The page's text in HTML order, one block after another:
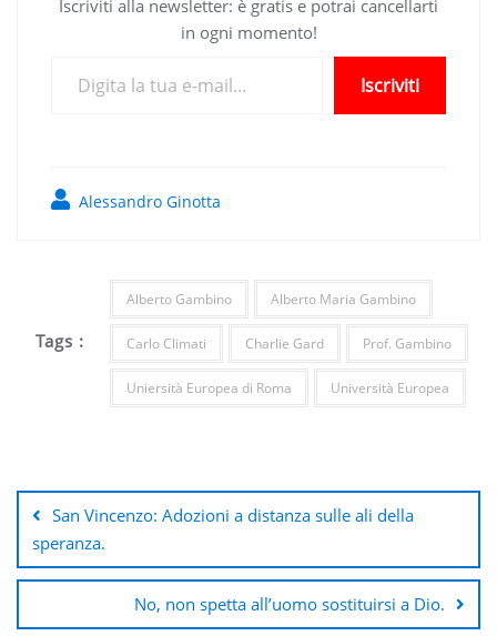
Iscriviti alla newsletter: è gratis e potrai cancellarti
in ogni momento!
Iscriviti
Alessandro Ginotta
Tags :
Alberto Gambino Alberto Maria Gambino
Carlo Climati Charlie Gard Prof. Gambino
Uniersità Europea di Roma Università Europea
articoli
San Vincenzo: Adozioni a distanza sulle ali della
speranza.
No, non spetta all’uomo sostituirsi a Dio.